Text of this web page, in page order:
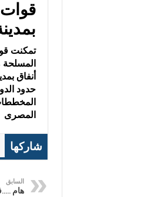
تمكنت
أنفاق
حدود
المصرى
شاركها
السابق
هام